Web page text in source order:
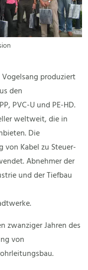
Vogelsang produziert
den
PVC-U und PE-HD.
weltweit, die in
Die
von Kabel zu Steuer-
Abnehmer der
und der Tiefbau
zwanziger Jahren des
von